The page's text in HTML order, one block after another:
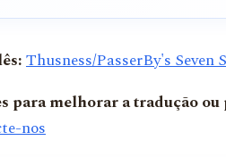
Thusness/PasserBy's
para melhorar a tradução
nos